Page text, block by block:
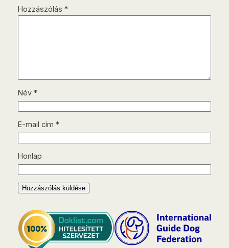
Hozzászólás *
Név *
E-mail cím *
Honlap